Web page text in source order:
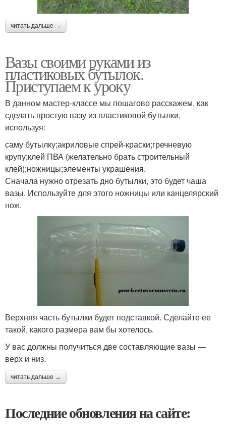
читать дальше →
Вазы своими руками из
пластиковых бутылок.
Приступаем к уроку
В данном мастер-классе мы пошагово расскажем, как
сделать простую вазу из пластиковой бутылки,
используя:
саму бутылку;акриловые спрей-краски;гречневую
крупу;клей ПВА (желательно брать строительный
клей);ножницы;элементы украшения.
Сначала нужно отрезать дно бутылки, это будет чаша
вазы. Используйте для этого ножницы или канцелярский
нож.
Верхняя часть бутылки будет подставкой. Сделайте ее
такой, какого размера вам бы хотелось.
У вас должны получиться две составляющие вазы —
верх и низ.
читать дальше →
Последние обновления на сайте: